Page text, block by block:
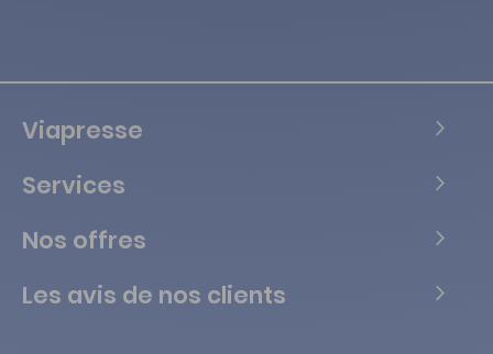
Viapresse
Services
Nos offres
Les avis de nos clients